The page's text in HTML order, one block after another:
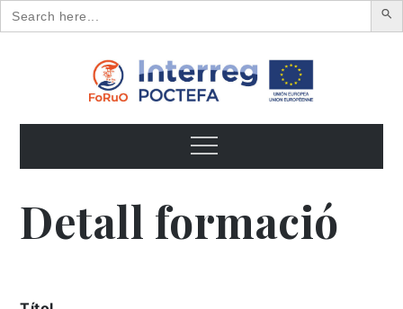
Search
for:
FoRuO
frutos
Menu
Detall formació